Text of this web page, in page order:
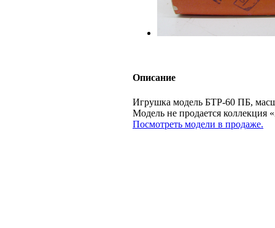
Описание
Игрушка модель БТР-60 ПБ,
Модель не продается
Посмотреть модели в продаже.